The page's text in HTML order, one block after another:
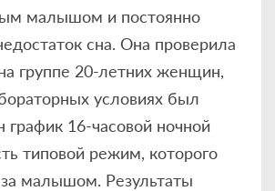
малышом и постоянно
сна. Она проверила
группе 20-летних женщин,
условиях был
график 16-часовой ночной
типовой режим, которого
малышом. Результаты